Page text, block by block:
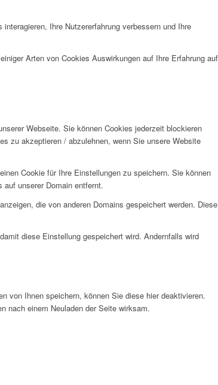
Ihre Nutzererfahrung verbessern und Ihre
Arten von Cookies Auswirkungen auf Ihre Erfahrung auf
Webseite. Sie können Cookies jederzeit blockieren
zu akzeptieren / abzulehnen, wenn Sie unsere Website
Cookie für Ihre Einstellungen zu speichern. Sie können
unserer Domain entfernt.
die von anderen Domains gespeichert werden. Diese
diese Einstellung gespeichert wird. Andernfalls wird
von Ihnen speichern, können Sie diese hier deaktivieren.
nach einem Neuladen der Seite wirksam.